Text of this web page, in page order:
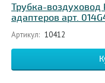
Трубка-воздуховод
адаптеров арт.
Артикул: 10412